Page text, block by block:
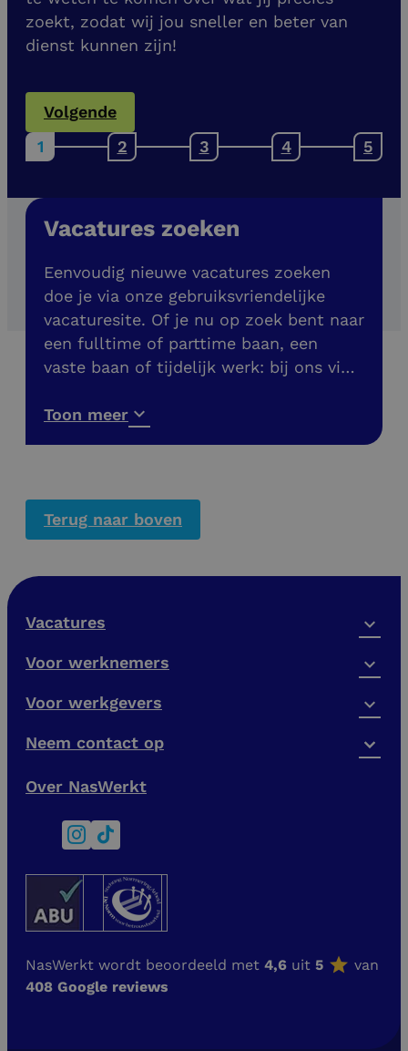
zoekt, zodat wij jou sneller en beter van
dienst kunnen zijn!
Volgende
Vacatures zoeken
Eenvoudig nieuwe vacatures zoeken
doe je via onze gebruiksvriendelijke
vacaturesite. Of je nu op zoek bent naar
een fulltime of parttime baan, een
vaste baan of tijdelijk werk: bij ons vind
vacatures zonder diploma!
Toon meer
Terug naar boven
Vacatures
Voor werknemers
Voor werkgevers
Neem contact op
Over NasWerkt
NasWerkt wordt beoordeeld met 4,6 uit 5
van
408 Google reviews